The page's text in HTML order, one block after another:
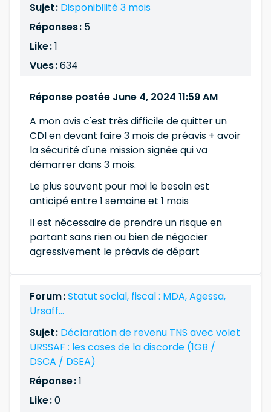
Sujet : Disponibilité 3 mois
Réponses : 5
Like :1
Vues :634
Réponse postée June 4, 2024 11:59 AM
A mon avis c'est très difficile de quitter un
CDI en devant faire 3 mois de préavis + avoir
la sécurité d'une mission signée qui va
démarrer dans 3 mois.
Le plus souvent pour moi le besoin est
anticipé entre 1 semaine et 1 mois
Il est nécessaire de prendre un risque en
partant sans rien ou bien de négocier
agressivement le préavis de départ
Forum :Statut social, fiscal : MDA, Agessa,
Ursaff...
Sujet : Déclaration de revenu TNS avec volet
URSSAF : les cases de la discorde (1GB /
DSCA / DSEA)
Réponse :1
Like :0